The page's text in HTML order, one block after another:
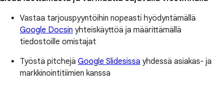
Vastaa tarjouspyyntöihin nopeasti hyödyntämällä
Google Docsin yhteiskäyttöä ja määrittämällä
tiedostoille omistajat
Työstä pitchejä Google Slidesissa yhdessä asiakas- ja
markkinointitiimien kanssa